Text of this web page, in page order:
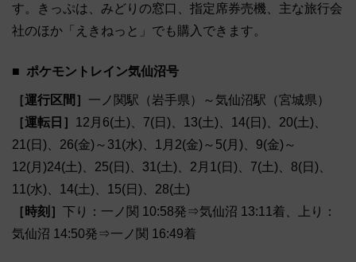
す。きっぷは、みどりの窓口、指定席券売機、主な旅行会
社のほか「えきねっと」でも購入できます。
ポケモントレイン気仙沼号
［運行区間］ 一ノ関駅（岩手県）～気仙沼駅（宮城県）
［運転日］ 12月6(土)、7(日)、13(土)、14(日)、20(土)、
21(日)、26(金)～31(水)、1月2(金)～5(月)、9(金)～
12(月)24(土)、25(日)、31(土)、2月1(日)、7(土)、8(日)、
11(水)、14(土)、15(日)、28(土)
［時刻］ 下り：一ノ関 10:58発⇒気仙沼 13:11着、上り：
気仙沼 14:50発⇒一ノ関 16:49着